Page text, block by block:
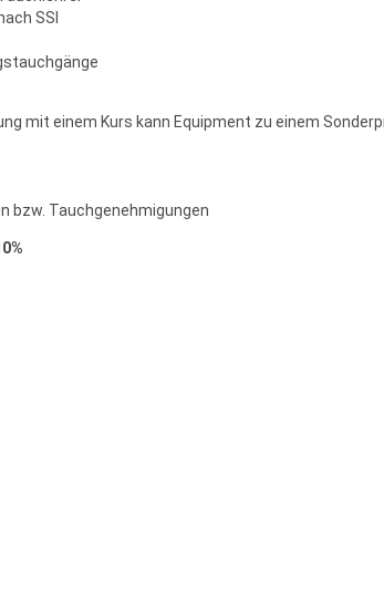
SSI
mit einem Kurs kann Equipment zu einem
bzw. Tauchgenehmigungen